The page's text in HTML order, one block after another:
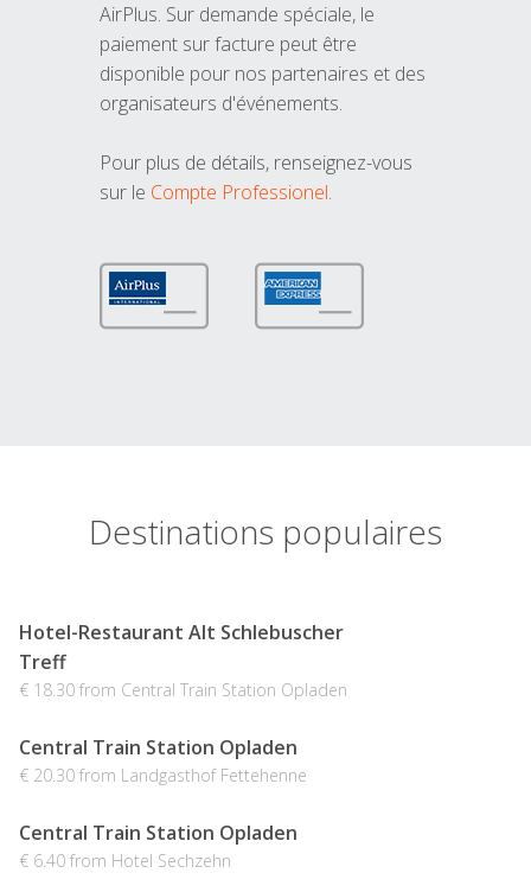
AirPlus. Sur demande spéciale, le
paiement sur facture peut être
disponible pour nos partenaires et des
organisateurs d'événements.
Pour plus de détails, renseignez-vous
sur le Compte Professionel.
Destinations populaires
Hotel-Restaurant Alt Schlebuscher
Treff
€ 18.30 from Central Train Station Opladen
Central Train Station Opladen
€ 20.30 from Landgasthof Fettehenne
Central Train Station Opladen
€ 6.40 from Hotel Sechzehn